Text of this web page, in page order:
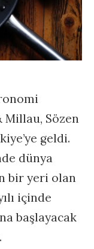
Sözen
geldi.
dünya
bir yeri olan
içinde
başlayacak